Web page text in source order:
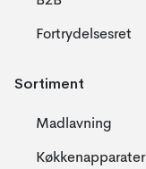
Fortrydelsesret
Sortiment
Madlavning
Køkkenapparater